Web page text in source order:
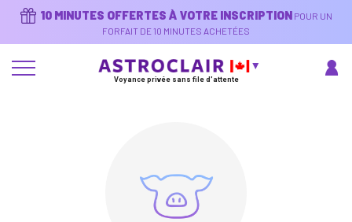
10 MINUTES OFFERTES À VOTRE INSCRIPTION POUR UN
FORFAIT DE 10 MINUTES ACHETÉES
Voyance privée sans file d'attente